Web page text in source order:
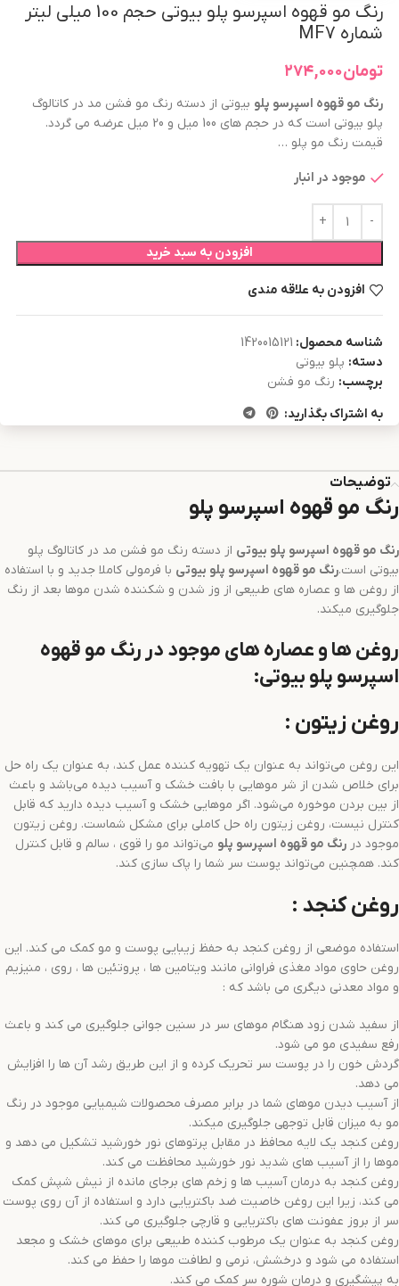
رنگ مو قهوه اسپرسو پلو بیوتی حجم 100 میلی لیتر
شماره MF7
تومان۲۷۴,۰۰۰
رنگ مو قهوه اسپرسو پلو بیوتی از دسته رنگ مو فشن مد در کاتالوگ
پلو بیوتی است که در حجم های 100 میل و 20 میل عرضه می گردد.
قیمت رنگ مو پلو …
موجود در انبار
افزودن به سبد خرید
افزودن به علاقه مندی
شناسه محصول: 1420015121
دسته: پلو بیوتی
برچسب: رنگ مو فشن
به اشتراک بگذارید:
توضیحات
رنگ مو قهوه اسپرسو پلو
رنگ مو قهوه اسپرسو پلو بیوتی از دسته رنگ مو فشن مد در کاتالوگ پلو
بیوتی است.رنگ مو قهوه اسپرسو پلو بیوتی با فرمولی کاملا جدید و با استفاده
از روغن ها و عصاره های طبیعی از وز شدن و شکننده شدن موها بعد از رنگ
جلوگیری میکند.
روغن ها و عصاره های موجود در رنگ مو قهوه
اسپرسو پلو بیوتی:
روغن زیتون :
این روغن می‌تواند به عنوان یک تهویه کننده عمل کند، به عنوان یک راه حل
برای خلاص شدن از شر موهایی با بافت خشک و آسیب دیده می‌باشد و باعث
از بین بردن موخوره می‌شود. اگر موهایی خشک و آسیب دیده دارید که قابل
کنترل نیست، روغن زیتون راه حل کاملی برای مشکل شماست. روغن زیتون
موجود در رنگ مو قهوه اسپرسو پلو می‌تواند مو را قوی ، سالم و قابل کنترل
کند. همچنین می‌تواند پوست سر شما را پاک سازی کند.
روغن کنجد :
استفاده موضعی از روغن کنجد به حفظ زیبایی پوست و مو کمک می کند. این
روغن حاوی مواد مغذی فراوانی مانند ویتامین ها ، پروتئین ها ، روی ، منیزیم
و مواد معدنی دیگری می باشد که :
از سفید شدن زود هنگام موهای سر در سنین جوانی جلوگیری می کند و باعث
رفع سفیدی مو می شود.
گردش خون را در پوست سر تحریک کرده و از این طریق رشد آن ها را افزایش
می دهد.
از آسیب دیدن موهای شما در برابر مصرف محصولات شیمیایی موجود در رنگ
مو به میزان قابل توجهی جلوگیری میکند.
روغن کنجد یک لایه محافظ در مقابل پرتوهای نور خورشید تشکیل می دهد و
موها را از آسیب های شدید نور خورشید محافظت می کند.
روغن کنجد به درمان آسیب ها و زخم های برجای مانده از نیش شپش کمک
می کند، زیرا این روغن خاصیت ضد باکتریایی دارد و استفاده از آن روی پوست
سر از بروز عفونت های باکتریایی و قارچی جلوگیری می کند.
روغن کنجد به عنوان یک مرطوب کننده طبیعی برای موهای خشک و مجعد
استفاده می شود و درخشش، نرمی و لطافت موها را حفظ می کند.
به پیشگیری و درمان شوره سر کمک می کند.